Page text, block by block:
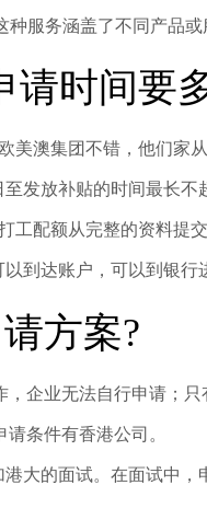
服务涵盖了不同产品
请时间要
美澳集团不错，他们家
发放补贴的时间最长不
工配额从完整的资料提
到达账户，可以到银行
方案?
企业无法自行申请；
条件有香港公司。
大的面试。在面试中